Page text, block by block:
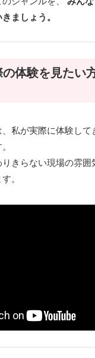
ましょう。
体験を見たい
私が実際に体験して
きらない現場の雰囲
。